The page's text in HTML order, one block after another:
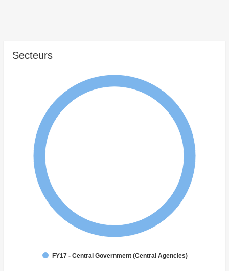
Secteurs
FY17 - Central Government (Central Agencies)